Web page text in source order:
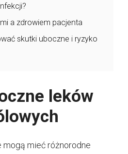
a zdrowiem pacjenta
skutki uboczne i ryzyko
leków
mieć różnorodne